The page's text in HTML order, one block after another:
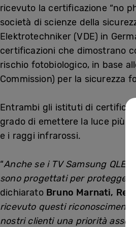
ricevuto la certificazione “no
società di scienze della
Elektrotechniker (VDE) in
certificazioni che dimostrano
rischio fotobiologico, in base
Commission) per la sicurezza
Entrambi gli istituti di
grado di emettere la luce più
e i raggi infrarossi.
“Anche se i TV Samsung
sono progettati per
dichiarato Bruno Marnati,
ricevuto questi riconoscimenti
nostri clienti una priorità